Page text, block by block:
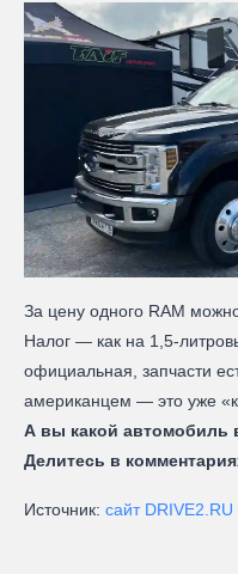
За цену одного RAM
Налог — как на 1,5-
официальная, запчасти
американцем — это уже
А вы какой автомобиль
Делитесь в
Источник: сайт DRIVE2.RU